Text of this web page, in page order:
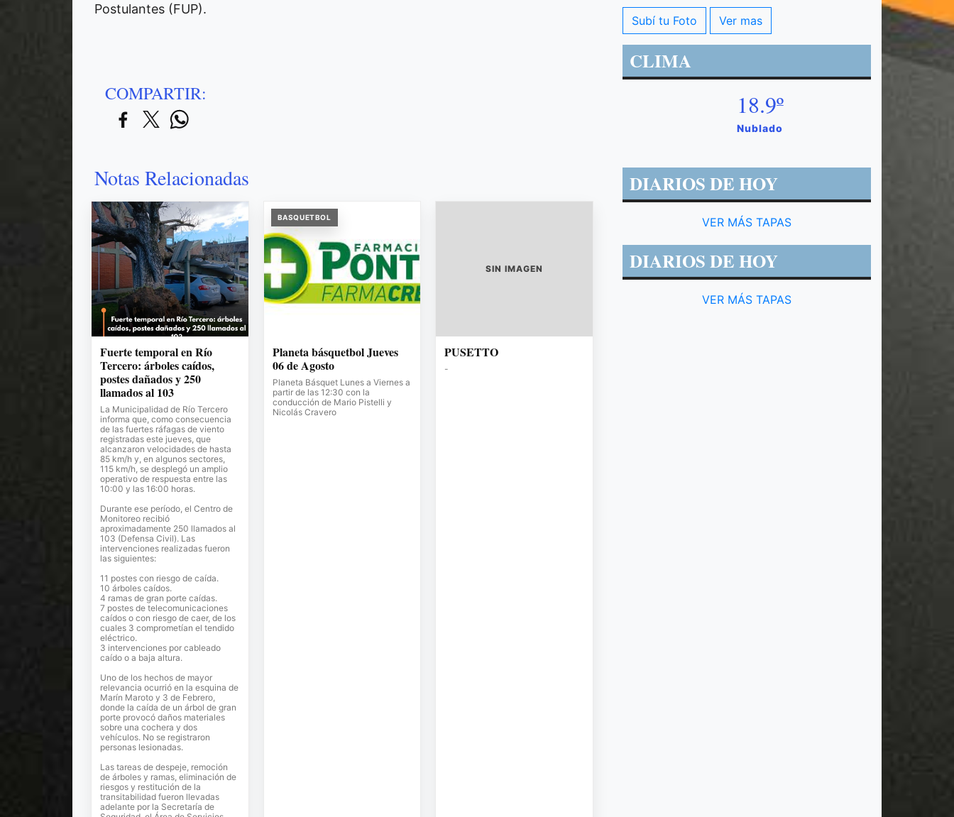
Postulantes (FUP).
COMPARTIR:
Notas Relacionadas
Fuerte temporal en Río
Tercero: árboles caídos,
postes dañados y 250
llamados al 103
La Municipalidad de Río Tercero
informa que, como consecuencia
de las fuertes ráfagas de viento
registradas este jueves, que
alcanzaron velocidades de hasta
85 km/h y, en algunos sectores,
115 km/h, se desplegó un amplio
operativo de respuesta entre las
10:00 y las 16:00 horas.
Durante ese período, el Centro de
Monitoreo recibió
aproximadamente 250 llamados al
103 (Defensa Civil). Las
intervenciones realizadas fueron
las siguientes:
11 postes con riesgo de caída.
10 árboles caídos.
4 ramas de gran porte caídas.
7 postes de telecomunicaciones
caídos o con riesgo de caer, de los
cuales 3 comprometían el tendido
eléctrico.
3 intervenciones por cableado
caído o a baja altura.
Uno de los hechos de mayor
relevancia ocurrió en la esquina de
Marín Maroto y 3 de Febrero,
donde la caída de un árbol de gran
porte provocó daños materiales
sobre una cochera y dos
vehículos. No se registraron
personas lesionadas.
Las tareas de despeje, remoción
de árboles y ramas, eliminación de
riesgos y restitución de la
transitabilidad fueron llevadas
adelante por la Secretaría de
BASQUETBOL
Planeta básquetbol Jueves
06 de Agosto
Planeta Básquet Lunes a Viernes a
partir de las 12:30 con la
conducción de Mario Pistelli y
Nicolás Cravero
SIN IMAGEN
PUSETTO
-
Subí tu Foto Ver mas
CLIMA
18.9º
Nublado
DIARIOS DE HOY
VER MÁS TAPAS
DIARIOS DE HOY
VER MÁS TAPAS